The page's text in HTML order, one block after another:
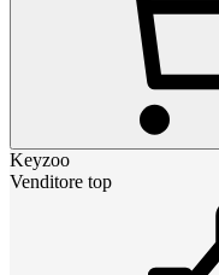
Keyzoo
Venditore top